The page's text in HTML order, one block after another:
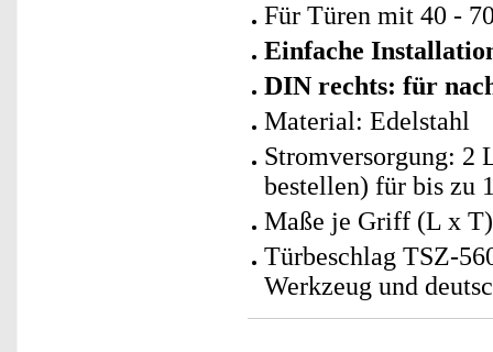
Für Türen mit 40 -
Einfache
DIN rechts: für
Material: Edelstahl
Stromversorgung: 2
bestellen) für bis zu
Maße je Griff (L x
Türbeschlag TSZ-
Werkzeug und